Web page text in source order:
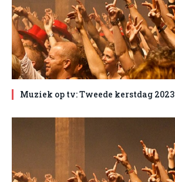
Muziek op tv: Tweede kerstdag 2023